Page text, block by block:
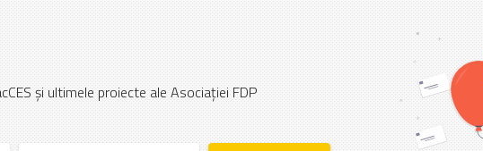
și ultimele proiecte ale Asociației FDP